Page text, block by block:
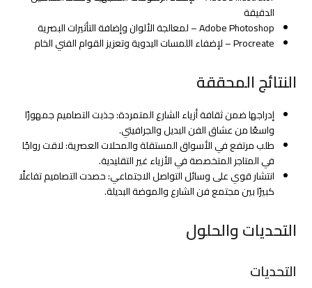
الدقيقة
Adobe Photoshop – لمعالجة الألوان وإضافة التأثيرات البصرية
Procreate – لإضفاء اللمسات اليدوية وتعزيز القوام الفني الخام
النتائج المحققة
إدراجها ضمن ثقافة أزياء الشارع المتمردة: جذبت التصاميم جمهورًا
واسعًا من عشاق الفن البديل والجرافيتي.
طلب مرتفع في الأسواق المستقلة والمحلات العصرية: لاقت رواجًا
في المتاجر المتخصصة في الأزياء غير التقليدية.
انتشار قوي على وسائل التواصل الاجتماعي: حصدت التصاميم تفاعلًا
كبيرًا بين مجتمع فن الشارع والموضة البديلة.
التحديات والحلول
التحديات